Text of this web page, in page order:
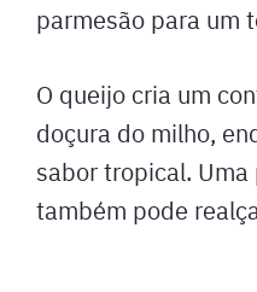
parmesão para um
O queijo cria um
doçura do milho,
sabor tropical.
também pode